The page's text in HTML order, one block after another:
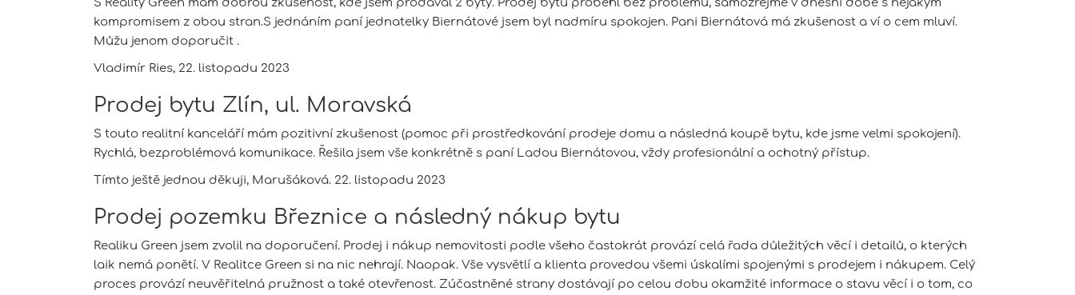
S Reality Green mám dobrou zkušenost, kde jsem prodával 2 byty. Prodej bytů proběhl bez problémů, samozřejmě v dnešní době s nejakym
kompromisem z obou stran.S jednáním paní jednatelky Biernátové jsem byl nadmíru spokojen. Pani Biernátová má zkušenost a ví o cem mluví.
Můžu jenom doporučit .
Vladimír Ries, 22. listopadu 2023
Prodej bytu Zlín, ul. Moravská
S touto realitní kanceláří mám pozitivní zkušenost (pomoc při prostředkování prodeje domu a následná koupě bytu, kde jsme velmi spokojení).
Rychlá, bezproblémová komunikace. Řešila jsem vše konkrétně s paní Ladou Biernátovou, vždy profesionální a ochotný přístup.
Tímto ještě jednou děkuji, Marušáková. 22. listopadu 2023
Prodej pozemku Březnice a následný nákup bytu
Realiku Green jsem zvolil na doporučení. Prodej i nákup nemovitosti podle všeho častokrát provází celá řada důležitých věcí i detailů, o kterých
laik nemá ponětí. V Realitce Green si na nic nehrají. Naopak. Vše vysvětlí a klienta provedou všemi úskalími spojenými s prodejem i nákupem. Celý
proces provází neuvěřitelná pružnost a také otevřenost. Zúčastněné strany dostávají po celou dobu okamžité informace o stavu věcí i o tom, co